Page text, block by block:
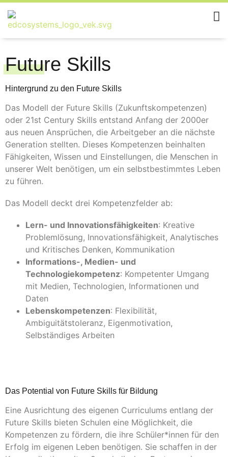
Future Skills
Hintergrund zu den Future Skills
Das Modell der Future Skills (Zukunftskompetenzen)
oder 21st Century Skills entstand Anfang der 2000er
aus neuen Ansprüchen, die Arbeitgeber an die nächste
Generation stellten. Dieses Kompetenzen beinhalten
Fähigkeiten, Wissen und Einstellungen, die Menschen in
unserer Welt benötigen, um ein selbstbestimmtes Leben
zu führen.
Das Modell deckt drei Kompetenzfelder ab:
Lern- und Innovationsfähigkeiten: Kreative
Problemlösung, Innovationsfähigkeit, Analytisches
und Kritisches Denken, Kommunikation
Informations-, Medien- und
Technologiekompetenz: Kompetenter Umgang
mit Medien, Technologien, Informationen und
Daten
Lebenskompetenzen: Flexibilität,
Ambiguitätstoleranz, Eigenmotivation,
Selbständiges Arbeiten
Das Potential von Future Skills für Bildung
Eine Ausrichtung des eigenen Curriculums entlang der
Future Skills bieten Schulen eine Möglichkeit, die
Kompetenzen zu fördern, die ihre Schüler*innen für den
Erfolg im eigenen Leben benötigen. Sie schaffen in der